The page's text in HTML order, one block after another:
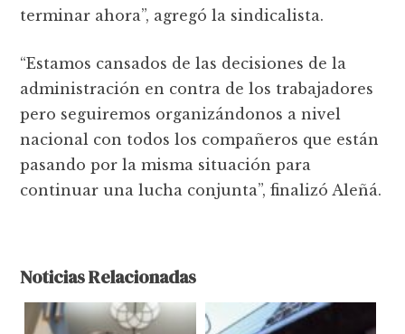
terminar ahora”, agregó la sindicalista.
“Estamos cansados de las decisiones de la
administración en contra de los trabajadores
pero seguiremos organizándonos a nivel
nacional con todos los compañeros que están
pasando por la misma situación para
continuar una lucha conjunta”, finalizó Aleñá.
Noticias Relacionadas